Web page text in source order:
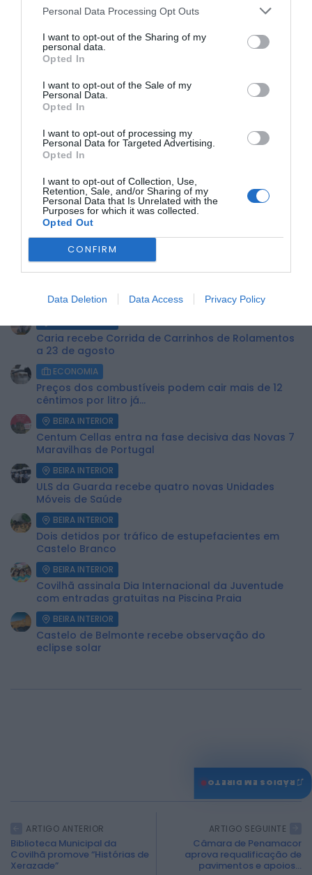
Personal Data Processing Opt Outs
I want to opt-out of the Sharing of my
personal data.
Opted In
I want to opt-out of the Sale of my
Personal Data.
Opted In
I want to opt-out of processing my
Personal Data for Targeted Advertising.
Opted In
I want to opt-out of Collection, Use,
Retention, Sale, and/or Sharing of my
Personal Data that Is Unrelated with the
Purposes for which it was collected.
Opted Out
CONFIRM
Data Deletion Data Access Privacy Policy
e frescura durante o verão.
Caria recebe Corrida de Carrinhos de Rolamentos
a 23 de agosto
ECONOMIA
Preços dos combustíveis podem cair mais de 12
cêntimos por litro já...
BEIRA INTERIOR
Centum Cellas entra na fase decisiva das Novas 7
Maravilhas de Portugal
BEIRA INTERIOR
ULS da Guarda recebe quatro novas Unidades
Móveis de Saúde
BEIRA INTERIOR
Dois detidos por tráfico de estupefacientes em
Castelo Branco
BEIRA INTERIOR
Covilhã assinala Dia Internacional da Juventude
com entradas gratuitas na Piscina Praia
BEIRA INTERIOR
Castelo de Belmonte recebe observação do
eclipse solar
0
ARTIGO ANTERIOR
Biblioteca Municipal da
Covilhã promove “Histórias de
Xerazade”
ARTIGO SEGUINTE
Câmara de Penamacor
aprova requalificação de
pavimentos e apoios...
♫
RÁDIOS EM DIRETO